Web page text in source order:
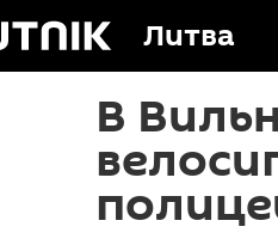
Литва
В